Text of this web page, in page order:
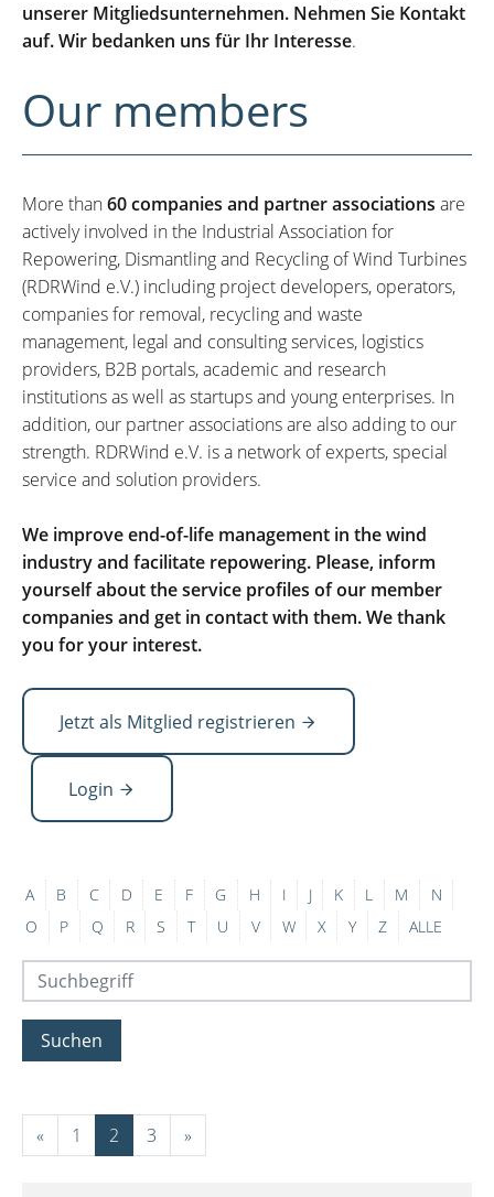
unserer Mitgliedsunternehmen. Nehmen Sie Kontakt
auf. Wir bedanken uns für Ihr Interesse.
Our members
More than60 companies and partner associations are
actively involved in the Industrial Association for
Repowering, Dismantling and Recycling of Wind Turbines
(RDRWind e.V.) including project developers, operators,
companies for removal, recycling and waste
management, legal and consulting services, logistics
providers, B2B portals, academic and research
institutions as well as startups and young enterprises. In
addition, our partner associations are also adding to our
strength. RDRWind e.V. is a network of experts, special
service and solution providers.
We improve end-of-life management in the wind
industry and facilitate repowering. Please, inform
yourself about the service profiles of our member
companies and get in contact with them. We thank
you for your interest.
Jetzt als Mitglied registrieren
Login
A B C D E F G H I J K L M
N
O
P Q R S T U V W X Y Z ALLE
Suchen
« 1 2 3 »